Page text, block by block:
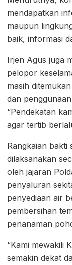
mendapatkan
maupun
baik, informasi
Irjen Agus juga
pelopor
masih
dan
“Pendekatan
agar tertib
Rangkaian
dilaksanakan
oleh jajaran
penyaluran
penyediaan air
pembersihan
penanaman
“Kami mewakili
semakin dekat